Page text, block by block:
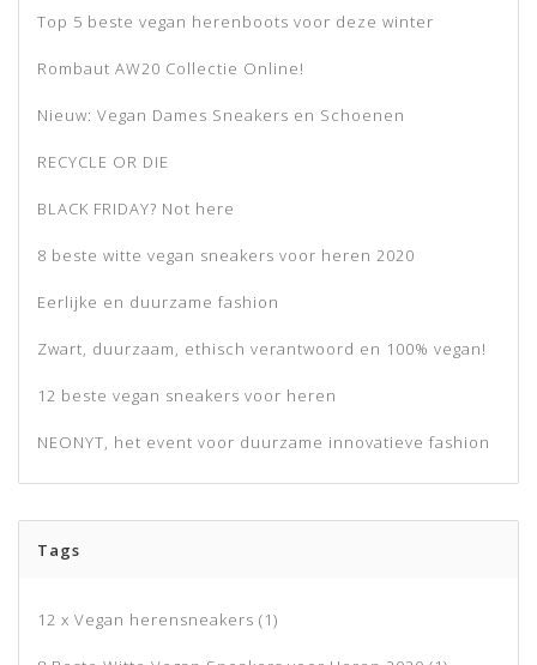
Top 5 beste vegan herenboots voor deze winter
Rombaut AW20 Collectie Online!
Nieuw: Vegan Dames Sneakers en Schoenen
RECYCLE OR DIE
BLACK FRIDAY? Not here
8 beste witte vegan sneakers voor heren 2020
Eerlijke en duurzame fashion
Zwart, duurzaam, ethisch verantwoord en 100% vegan!
12 beste vegan sneakers voor heren
NEONYT, het event voor duurzame innovatieve fashion
Tags
12 x Vegan herensneakers (1)